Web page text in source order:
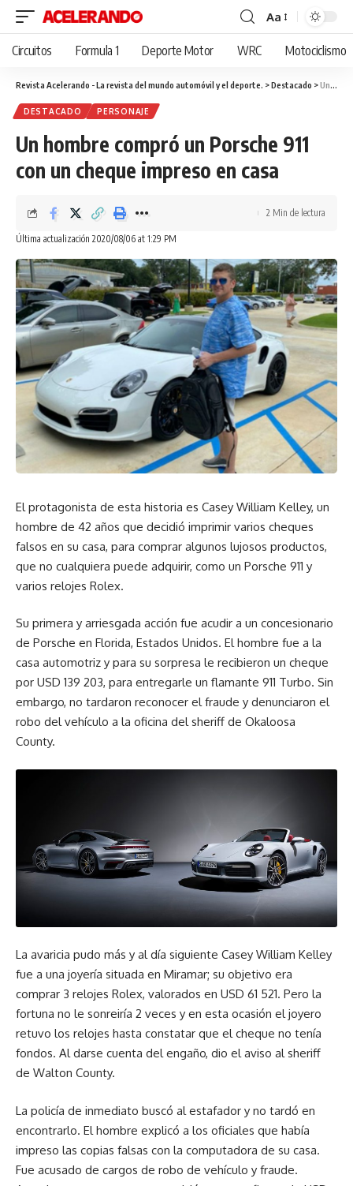
Cambiar
tamaño
fuente
Aa
Circuitos Formula 1 Deporte Motor WRC Motociclismo
Revista Acelerando - La revista del mundo automóvil y el deporte. >Destacado >Un hombre compró un Porsche 911 con un cheque impreso en casa
DESTACADO PERSONAJE
Un hombre compró un Porsche 911
con un cheque impreso en casa
Última actualización 2020/08/06 at 1:29 PM
2 Min de lectura
El protagonista de esta historia es Casey William Kelley, un
hombre de 42 años que decidió imprimir varios cheques
falsos en su casa, para comprar algunos lujosos productos,
que no cualquiera puede adquirir, como un Porsche 911 y
varios relojes Rolex.
Su primera y arriesgada acción fue acudir a un concesionario
de Porsche en Florida, Estados Unidos. El hombre fue a la
casa automotriz y para su sorpresa le recibieron un cheque
por USD 139 203, para entregarle un flamante 911 Turbo. Sin
embargo, no tardaron reconocer el fraude y denunciaron el
robo del vehículo a la oficina del sheriff de Okaloosa
County.
La avaricia pudo más y al día siguiente Casey William Kelley
fue a una joyería situada en Miramar; su objetivo era
comprar 3 relojes Rolex, valorados en USD 61 521. Pero la
fortuna no le sonreiría 2 veces y en esta ocasión el joyero
retuvo los relojes hasta constatar que el cheque no tenía
fondos. Al darse cuenta del engaño, dio el aviso al sheriff
de Walton County.
La policía de inmediato buscó al estafador y no tardó en
encontrarlo. El hombre explicó a los oficiales que había
impreso las copias falsas con la computadora de su casa.
Fue acusado de cargos de robo de vehículo y fraude.